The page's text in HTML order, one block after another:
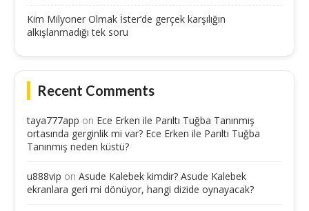
Kim Milyoner Olmak İster’de gerçek karşılığın
alkışlanmadığı tek soru
Recent Comments
taya777app on Ece Erken ile Parıltı Tuğba Tanınmış
ortasında gerginlik mi var? Ece Erken ile Parıltı Tuğba
Tanınmış neden küstü?
u888vip on Asude Kalebek kimdir? Asude Kalebek
ekranlara geri mi dönüyor, hangi dizide oynayacak?